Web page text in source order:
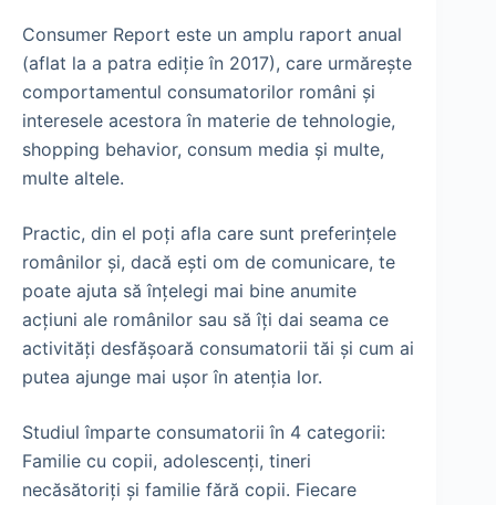
Consumer Report este un amplu raport anual
(aflat la a patra ediție în 2017), care urmărește
comportamentul consumatorilor români și
interesele acestora în materie de tehnologie,
shopping behavior, consum media și multe,
multe altele.
Practic, din el poți afla care sunt preferințele
românilor și, dacă ești om de comunicare, te
poate ajuta să înțelegi mai bine anumite
acțiuni ale românilor sau să îți dai seama ce
activități desfășoară consumatorii tăi și cum ai
putea ajunge mai ușor în atenția lor.
Studiul împarte consumatorii în 4 categorii:
Familie cu copii, adolescenți, tineri
necăsătoriți și familie fără copii. Fiecare